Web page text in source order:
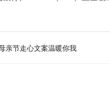
亲节走心文案温暖你我